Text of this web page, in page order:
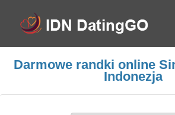
Darmowe randki online
Indonezja